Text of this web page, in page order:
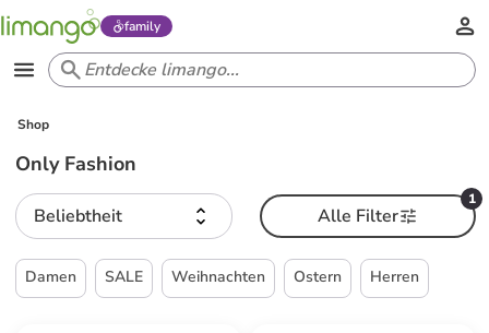
family
Shop
Only Fashion
Beliebtheit
1
Alle Filter
Damen SALE Weihnachten Ostern Herren